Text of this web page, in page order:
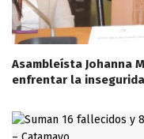
Asambleísta Johanna
enfrentar la